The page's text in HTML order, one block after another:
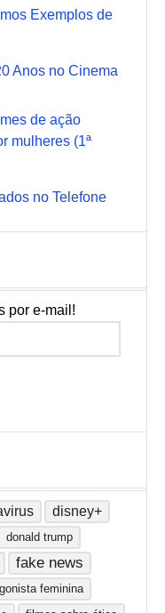
Exemplos de
Anos no Cinema
de ação
mulheres (1ª
no Telefone
por e-mail!
disney+
donald trump
fake news
feminina